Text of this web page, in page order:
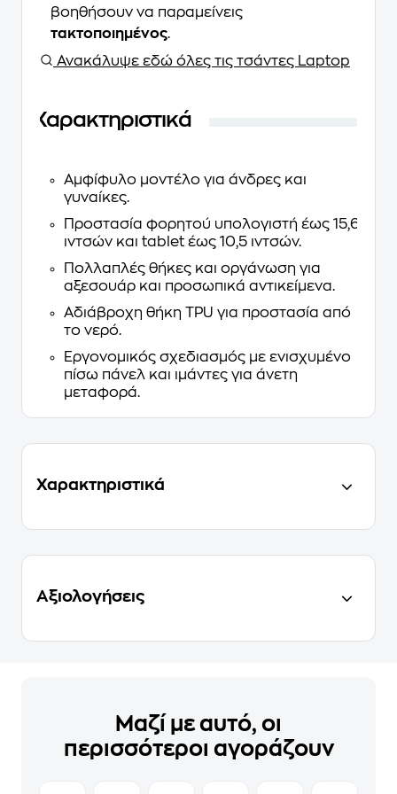
βοηθήσουν να παραμείνεις
τακτοποιημένος.
Ανακάλυψε εδώ όλες τις τσάντες Laptop
Χαρακτηριστικά
Αμφίφυλο μοντέλο για άνδρες και
γυναίκες.
Προστασία φορητού υπολογιστή έως 15,6
ιντσών και tablet έως 10,5 ιντσών.
Πολλαπλές θήκες και οργάνωση για
αξεσουάρ και προσωπικά αντικείμενα.
Αδιάβροχη θήκη TPU για προστασία από
το νερό.
Εργονομικός σχεδιασμός με ενισχυμένο
πίσω πάνελ και ιμάντες για άνετη
μεταφορά.
Χαρακτηριστικά
Αξιολογήσεις
Μαζί με αυτό, οι
περισσότεροι αγοράζουν